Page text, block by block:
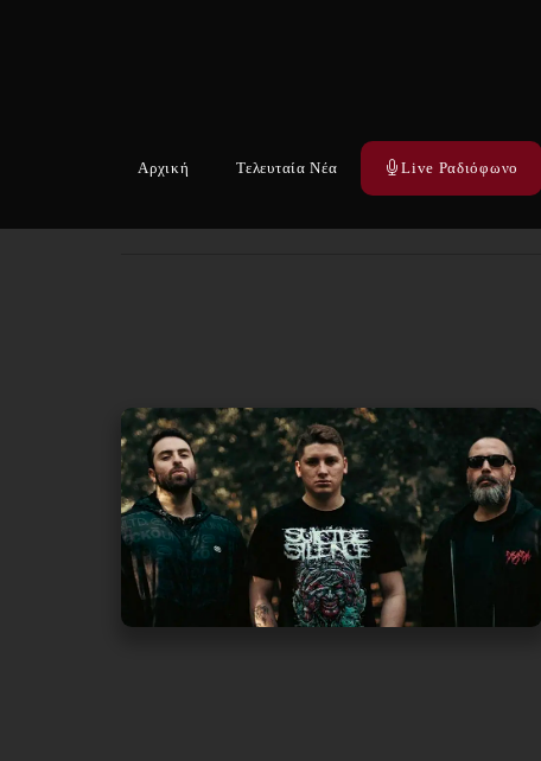
Αρχική Τελευταία Νέα Live Ραδιόφωνο